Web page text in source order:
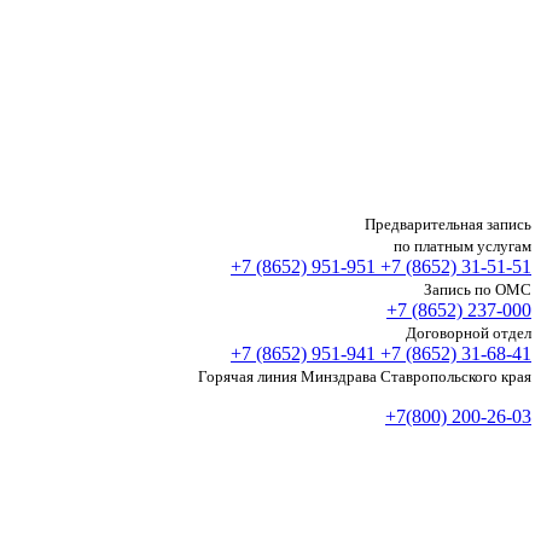
Предварительная запись
по платным услугам
+7 (8652) 951-951 +7 (8652) 31-51-51
Запись по ОМС
+7 (8652) 237-000
Договорной отдел
+7 (8652) 951-941 +7 (8652) 31-68-41
Горячая линия Минздрава Ставропольского края
+7(800) 200-26-03